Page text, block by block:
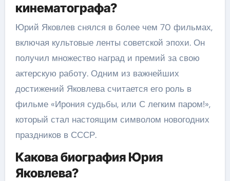
кинематографа?
Юрий Яковлев снялся в более чем 70 фильмах,
включая культовые ленты советской эпохи. Он
получил множество наград и премий за свою
актерскую работу. Одним из важнейших
достижений Яковлева считается его роль в
фильме «Ирония судьбы, или С легким паром!»,
который стал настоящим символом новогодних
праздников в СССР.
Какова биография Юрия
Яковлева?